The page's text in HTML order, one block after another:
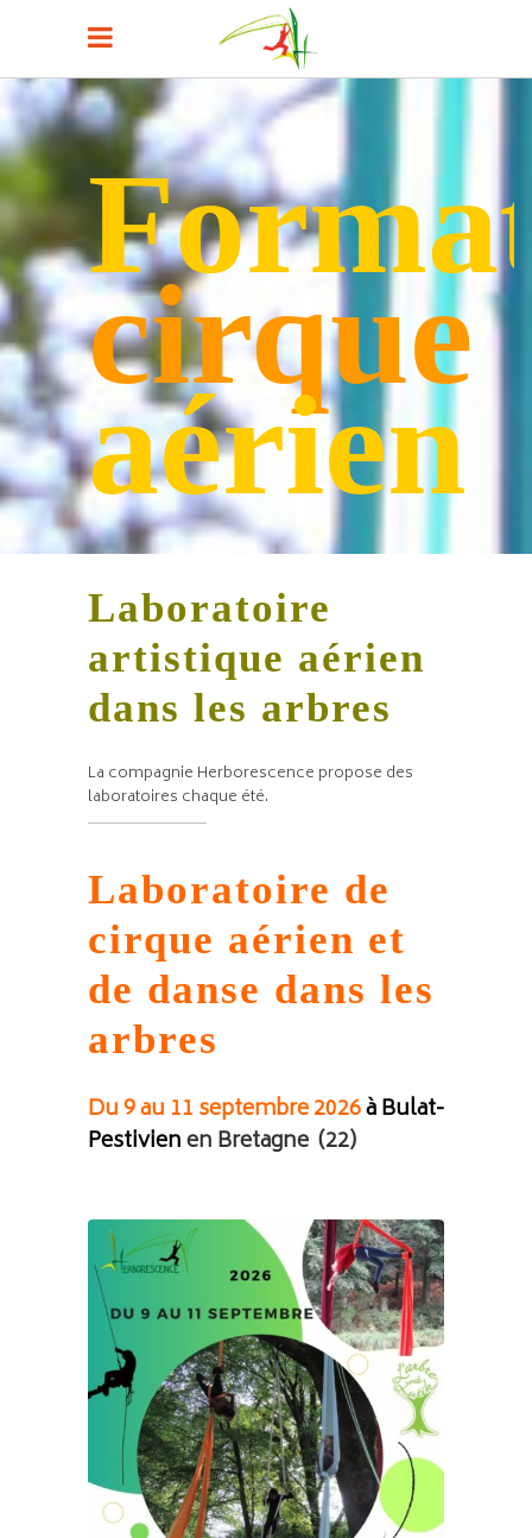
cirque
aérien
Laboratoire
artistique aérien
dans les arbres
La compagnie Herborescence propose des
laboratoires chaque été.
Laboratoire de
cirque aérien et
de danse dans les
arbres
Du 9 au 11 septembre 2026à Bulat-
Pestivienen Bretagne (22)